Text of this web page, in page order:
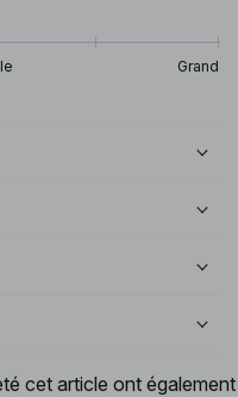
Grand
cet article ont également